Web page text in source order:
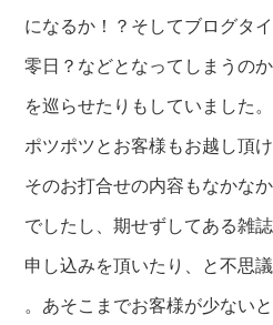
になるか！？そしてブログタ
零日？などとなってしまうの
を巡らせたりも していました
ポツポツとお客様もお越し頂
そのお打合せの内容もなかな
でしたし、期せずしてある雑
申し込みを頂いたり、と不思
。あそこまでお客様が少ない